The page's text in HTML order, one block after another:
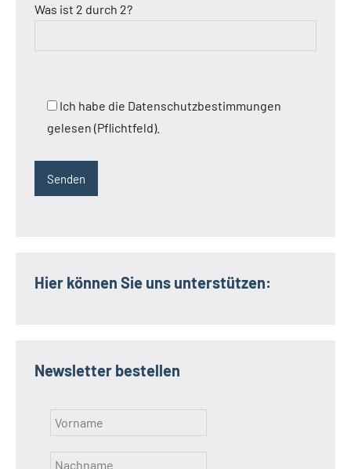
Was ist 2 durch 2?
Ich habe die Datenschutzbestimmungen
gelesen (Pflichtfeld).
Hier können Sie uns unterstützen:
Newsletter bestellen